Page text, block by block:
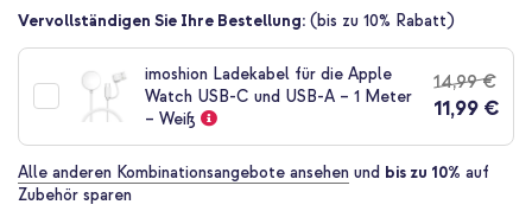
Vervollständigen Sie Ihre Bestellung: (bis zu 10% Rabatt)
imoshion Ladekabel für die Apple
Watch USB-C und USB-A – 1 Meter
– Weiß
14,99 €
11,99 €
Alle anderen Kombinationsangebote ansehen und bis zu 10% auf
Zubehör sparen